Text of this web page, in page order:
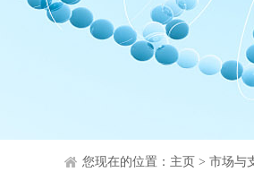
您现在的位置： 主页 > 市场与